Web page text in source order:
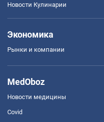
Новости Кулинарии
Экономика
Рынки и компании
MedOboz
Новости медицины
Covid